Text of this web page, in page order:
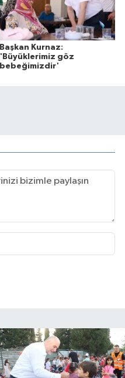
Başkan Kurnaz:
'Büyüklerimiz göz
bebeğimizdir'